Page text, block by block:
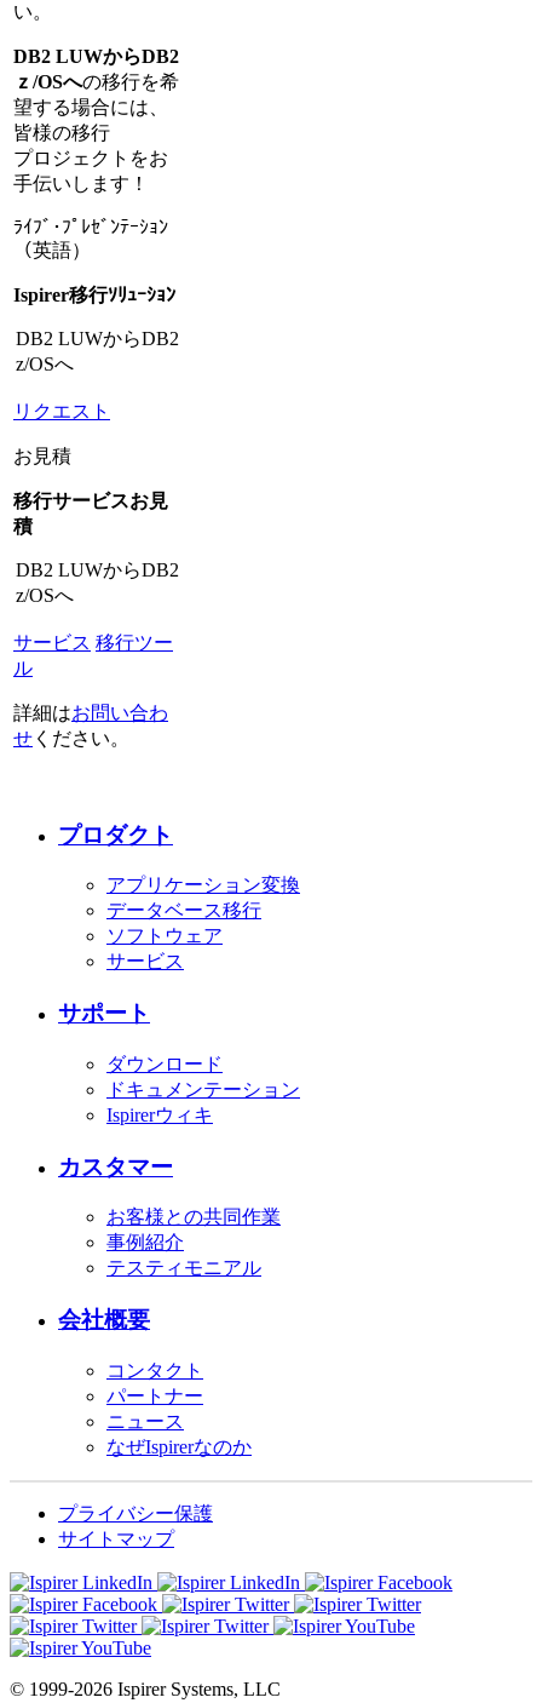
い。
DB2 LUWからDB2
ｚ/OSへの移行を希
望する場合には、
皆様の移行
プロジェクトをお
手伝いします！
ﾗｲﾌﾞ･ﾌﾟﾚｾﾞﾝﾃｰｼｮﾝ
（英語）
Ispirer移行ｿﾘｭｰｼｮﾝ
DB2 LUWからDB2
z/OSへ
リクエスト
お見積
移行サービスお見
積
DB2 LUWからDB2
z/OSへ
サービス 移行ツー
ル
詳細はお問い合わ
せ ください。
プロダクト
アプリケーション変換
データベース移行
ソフトウェア
サービス
サポート
ダウンロード
ドキュメンテーション
Ispirerウィキ
カスタマー
お客様との共同作業
事例紹介
テスティモニアル
会社概要
コンタクト
パートナー
ニュース
なぜIspirerなのか
プライバシー保護
サイトマップ
© 1999-2026 Ispirer Systems, LLC